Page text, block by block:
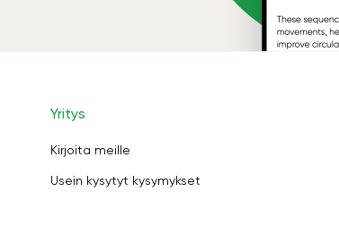
Yritys
Kirjoita meille
Usein kysytyt kysymykset